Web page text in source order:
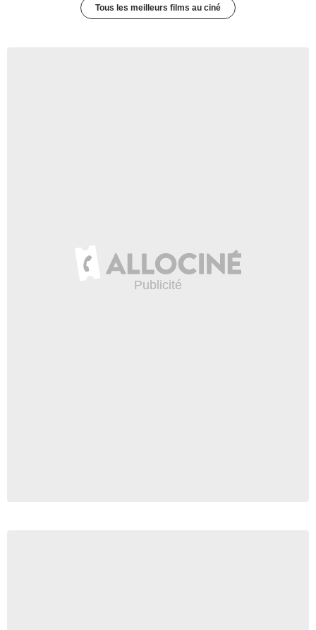
Tous les meilleurs films au ciné